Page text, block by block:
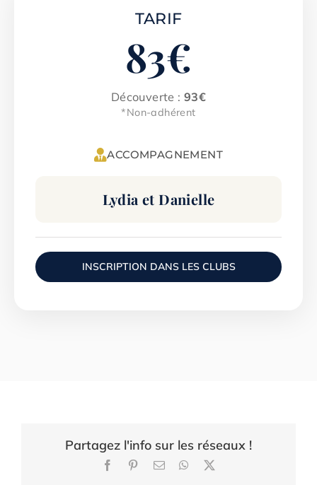
TARIF
83€
Découverte : 93€
*Non-adhérent
ACCOMPAGNEMENT
Lydia et Danielle
INSCRIPTION DANS LES CLUBS
Partagez l'info sur les réseaux !
FacebookPinterest
Email WhatsApp